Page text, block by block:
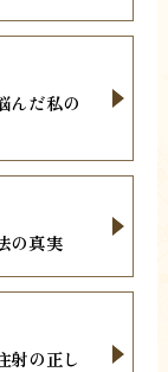
んだ私の
の真実
射の正し